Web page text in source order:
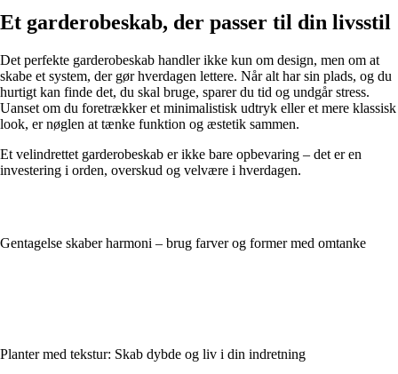
Et garderobeskab, der passer til din livsstil
Det perfekte garderobeskab handler ikke kun om design, men om at
skabe et system, der gør hverdagen lettere. Når alt har sin plads, og du
hurtigt kan finde det, du skal bruge, sparer du tid og undgår stress.
Uanset om du foretrækker et minimalistisk udtryk eller et mere klassisk
look, er nøglen at tænke funktion og æstetik sammen.
Et velindrettet garderobeskab er ikke bare opbevaring – det er en
investering i orden, overskud og velvære i hverdagen.
Gentagelse skaber harmoni – brug farver og former med omtanke
Planter med tekstur: Skab dybde og liv i din indretning